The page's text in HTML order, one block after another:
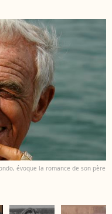
évoque la romance de son père